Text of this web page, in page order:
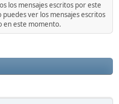
los mensajes escritos por este
ver los mensajes escritos
en este momento.